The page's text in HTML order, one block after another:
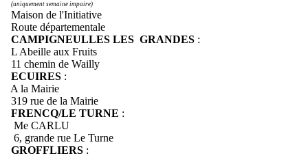
(uniquement semaine impaire)
Maison de l'Initiative
Route départementale
CAMPIGNEULLES LES GRANDES :
L Abeille aux Fruits
11 chemin de Wailly
ECUIRES :
A la Mairie
319 rue de la Mairie
FRENCQ/LE TURNE :
Me CARLU
6, grande rue Le Turne
GROFFLIERS :